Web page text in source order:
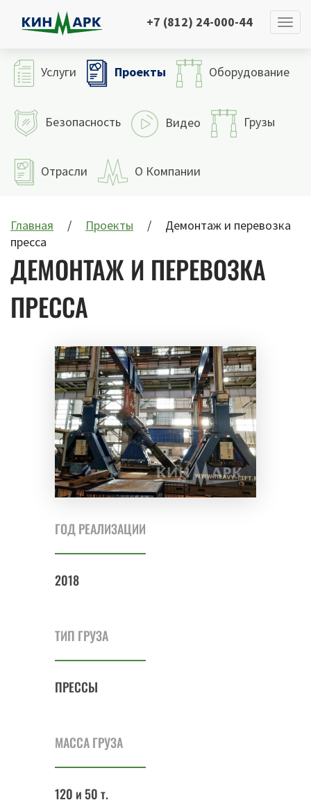
+7 (812) 24-000-44
Услуги Проекты Оборудование
Безопасность Видео Грузы
Отрасли О Компании
Главная Проекты
Демонтаж и перевозка
пресса
ДЕМОНТАЖ И ПЕРЕВОЗКА
ПРЕССА
ГОД РЕАЛИЗАЦИИ
2018
ТИП ГРУЗА
ПРЕССЫ
МАССА ГРУЗА
120 и 50 т.